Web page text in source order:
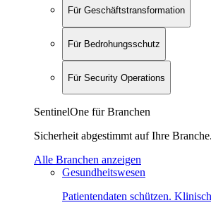
Für Geschäftstransformation
Für Bedrohungsschutz
Für Security Operations
SentinelOne für Branchen
Sicherheit abgestimmt auf Ihre Branche.
Alle Branchen anzeigen
Gesundheitswesen
Patientendaten schützen.